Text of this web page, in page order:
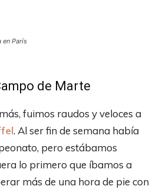
en París
de Marte
fuimos raudos y veloces a
. Al ser fin de semana había
pero estábamos
lo primero que íbamos a
más de una hora de pie con